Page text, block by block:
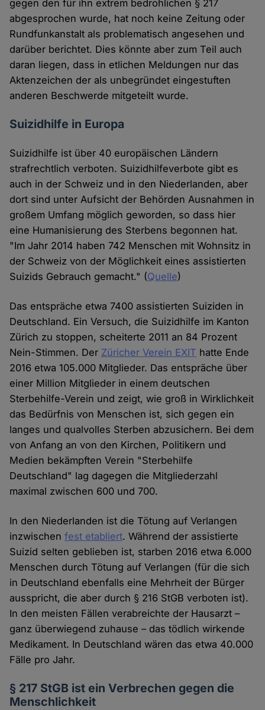
gegen den für ihn extrem bedrohlichen § 217
abgesprochen wurde, hat noch keine Zeitung oder
Rundfunkanstalt als problematisch angesehen und
darüber berichtet. Dies könnte aber zum Teil auch
daran liegen, dass in etlichen Meldungen nur das
Aktenzeichen der als unbegründet eingestuften
anderen Beschwerde mitgeteilt wurde.
Suizidhilfe in Europa
Suizidhilfe ist über 40 europäischen Ländern
strafrechtlich verboten. Suizidhilfeverbote gibt es
auch in der Schweiz und in den Niederlanden, aber
dort sind unter Aufsicht der Behörden Ausnahmen in
großem Umfang möglich geworden, so dass hier
eine Humanisierung des Sterbens begonnen hat.
"Im Jahr 2014 haben 742 Menschen mit Wohnsitz in
der Schweiz von der Möglichkeit eines assistierten
Suizids Gebrauch gemacht." (Quelle)
Das entspräche etwa 7400 assistierten Suiziden in
Deutschland. Ein Versuch, die Suizidhilfe im Kanton
Zürich zu stoppen, scheiterte 2011 an 84 Prozent
Nein-Stimmen. Der Züricher Verein EXIT hatte Ende
2016 etwa 105.000 Mitglieder. Das entspräche über
einer Million Mitglieder in einem deutschen
Sterbehilfe-Verein und zeigt, wie groß in Wirklichkeit
das Bedürfnis von Menschen ist, sich gegen ein
langes und qualvolles Sterben abzusichern. Bei dem
von Anfang an von den Kirchen, Politikern und
Medien bekämpften Verein "Sterbehilfe
Deutschland" lag dagegen die Mitgliederzahl
maximal zwischen 600 und 700.
In den Niederlanden ist die Tötung auf Verlangen
inzwischenfest etabliert. Während der assistierte
Suizid selten geblieben ist, starben 2016 etwa 6.000
Menschen durch Tötung auf Verlangen (für die sich
in Deutschland ebenfalls eine Mehrheit der Bürger
ausspricht, die aber durch § 216 StGB verboten ist).
In den meisten Fällen verabreichte der Hausarzt –
ganz überwiegend zuhause – das tödlich wirkende
Medikament. In Deutschland wären das etwa 40.000
Fälle pro Jahr.
§ 217 StGB ist ein Verbrechen gegen die
Menschlichkeit
Cookies